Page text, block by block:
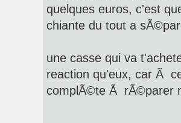
quelques euros, c'est
chiante du tout a
une casse qui va
reaction qu'eux, car Ã
complÃ©te Ã rÃ©parer